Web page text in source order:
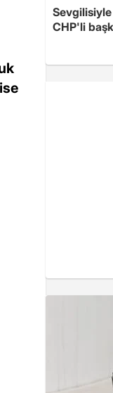
Sevgilisiyle
CHP'li